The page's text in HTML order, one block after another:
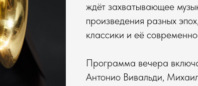
ждёт захватывающее
произведения разных
классики и её
Программа вечера
Антонио Вивальди,